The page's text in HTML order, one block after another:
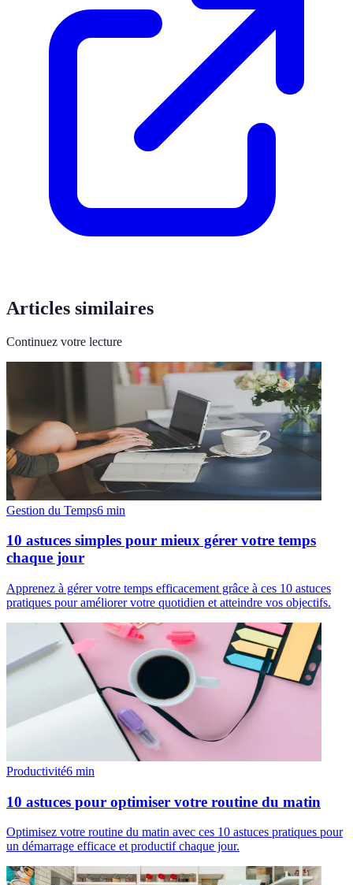
Articles similaires
Continuez votre lecture
Gestion du Temps6 min
10 astuces simples pour mieux gérer votre temps
chaque jour
Apprenez à gérer votre temps efficacement grâce à ces 10 astuces
pratiques pour améliorer votre quotidien et atteindre vos objectifs.
Productivité6 min
10 astuces pour optimiser votre routine du matin
Optimisez votre routine du matin avec ces 10 astuces pratiques pour
un démarrage efficace et productif chaque jour.